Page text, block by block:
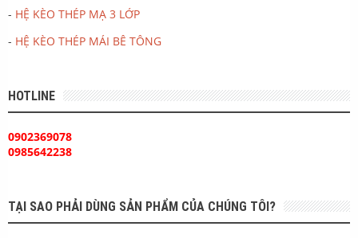
- HỆ KÈO THÉP MẠ 3 LỚP
- HỆ KÈO THÉP MÁI BÊ TÔNG
HOTLINE
0902369078
0985642238
TẠI SAO PHẢI DÙNG SẢN PHẨM CỦA CHÚNG TÔI?